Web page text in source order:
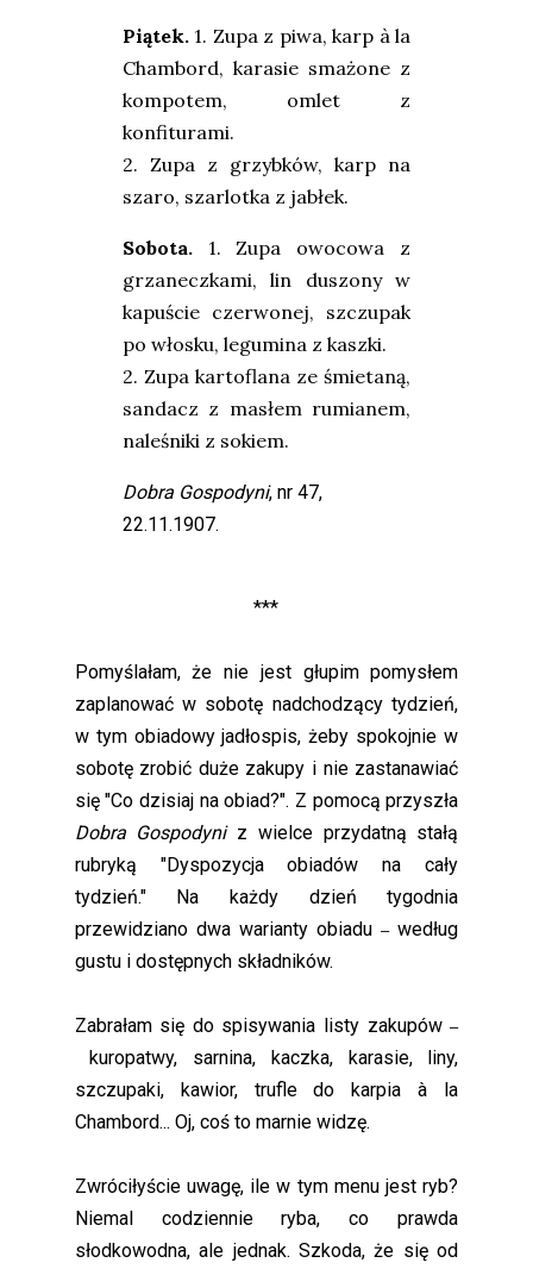
Piątek. 1. Zupa z piwa, karp à la
Chambord, karasie smażone z
kompotem, omlet z
konfiturami.
2. Zupa z grzybków, karp na
szaro, szarlotka z jabłek.
Sobota. 1. Zupa owocowa z
grzaneczkami, lin duszony w
kapuście czerwonej, szczupak
po włosku, legumina z kaszki.
2. Zupa kartoflana ze śmietaną,
sandacz z masłem rumianem,
naleśniki z sokiem.
Dobra Gospodyni, nr 47,
22.11.1907.
***
Pomyślałam, że nie jest głupim pomysłem
zaplanować w sobotę nadchodzący tydzień,
w tym obiadowy jadłospis, żeby spokojnie w
sobotę zrobić duże zakupy i nie zastanawiać
się "Co dzisiaj na obiad?". Z pomocą przyszła
Dobra Gospodyniz wielce przydatną stałą
rubryką "Dyspozycja obiadów na cały
tydzień." Na każdy dzień tygodnia
przewidziano dwa warianty obiadu–według
gustu i dostępnych składników.
Zabrałam się do spisywania listy zakupów–
kuropatwy, sarnina, kaczka, karasie, liny,
szczupaki, kawior, trufle do karpia à la
Chambord... Oj, coś to marnie widzę.
Zwróciłyście uwagę, ile w tym menu jest ryb?
Niemal codziennie ryba, co prawda
słodkowodna, ale jednak. Szkoda, że się od